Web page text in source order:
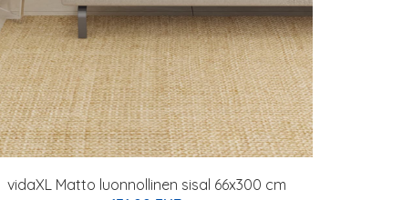
vidaXL Matto luonnollinen sisal 66x300 cm